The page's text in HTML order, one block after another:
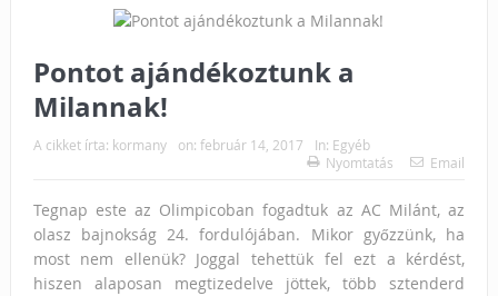
Pontot ajándékoztunk a
Milannak!
A cikket írta: kormany on: február 14, 2017 In: Egyéb
Nyomtatás
Email
Tegnap este az Olimpicoban fogadtuk az AC Milánt, az
olasz bajnokság 24. fordulójában. Mikor győzzünk, ha
most nem ellenük? Joggal tehettük fel ezt a kérdést,
hiszen alaposan megtizedelve jöttek, több sztenderd